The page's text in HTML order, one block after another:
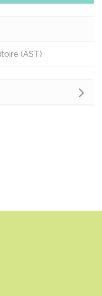
(AST)